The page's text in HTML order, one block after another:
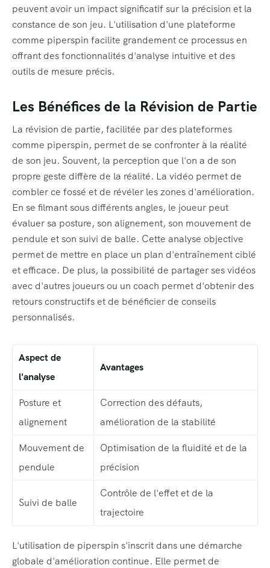
peuvent avoir un impact significatif sur la précision et la
constance de son jeu. L'utilisation d'une plateforme
comme piperspin facilite grandement ce processus en
offrant des fonctionnalités d'analyse intuitive et des
outils de mesure précis.
Les Bénéfices de la Révision de Partie
La révision de partie, facilitée par des plateformes
comme piperspin, permet de se confronter à la réalité
de son jeu. Souvent, la perception que l'on a de son
propre geste diffère de la réalité. La vidéo permet de
combler ce fossé et de révéler les zones d'amélioration.
En se filmant sous différents angles, le joueur peut
évaluer sa posture, son alignement, son mouvement de
pendule et son suivi de balle. Cette analyse objective
permet de mettre en place un plan d'entraînement ciblé
et efficace. De plus, la possibilité de partager ses vidéos
avec d'autres joueurs ou un coach permet d'obtenir des
retours constructifs et de bénéficier de conseils
personnalisés.
Aspect de
l'analyse
Avantages
Posture et
alignement
Correction des défauts,
amélioration de la stabilité
Mouvement de
pendule
Optimisation de la fluidité et de la
précision
Suivi de balle
Contrôle de l'effet et de la
trajectoire
L'utilisation de piperspin s'inscrit dans une démarche
globale d'amélioration continue. Elle permet de